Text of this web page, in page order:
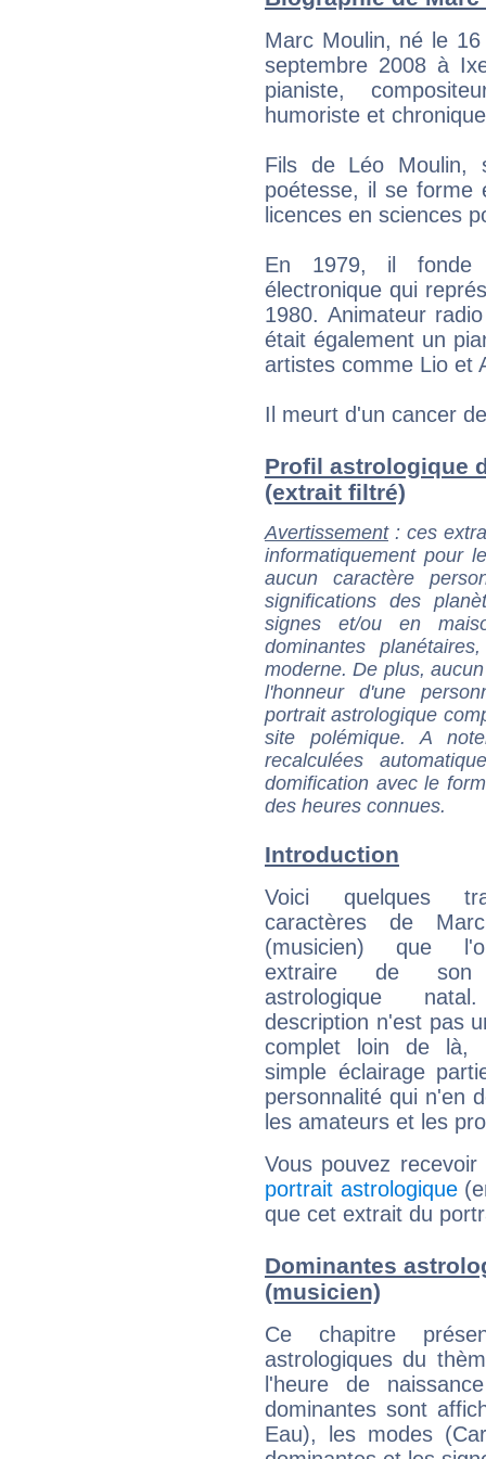
Marc Moulin, né le
septembre 2008 à
pianiste,
humoriste et
Fils de Léo Moulin,
poétesse, il se forme
licences en sciences
En 1979, il fonde
électronique qui
1980. Animateur
était également un
artistes comme Lio et
Il meurt d'un cancer
Profil astrologique
(extrait filtré)
Avertissement: ces
informatiquement pour
aucun caractère
significations des
signes et/ou en
dominantes
moderne. De plus,
l'honneur d'une
portrait astrologique
site polémique. A
recalculées
domification avec le
des heures connues.
Introduction
Voici quelques
caractères de
(musicien) que
extraire de son
astrologique
description n'est pas
complet loin de là,
simple éclairage
personnalité qui n'en
les amateurs et les
Vous pouvez
portrait astrologique
que cet extrait du
Dominantes
(musicien)
Ce chapitre
astrologiques du
l'heure de
dominantes sont
Eau), les modes